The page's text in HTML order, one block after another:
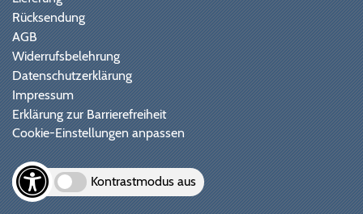
Rücksendung
AGB
Widerrufsbelehrung
Datenschutzerklärung
Impressum
Erklärung zur Barrierefreiheit
Cookie-Einstellungen anpassen
Kontrastmodus aus